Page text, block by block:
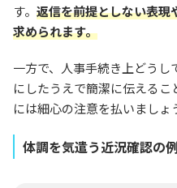
す。 返信を前提としない表現
求められます。
一方で、人事手続き上どう
にしたうえで簡潔に伝える
には細心の注意を払いましょ
体調を気遣う近況確認の